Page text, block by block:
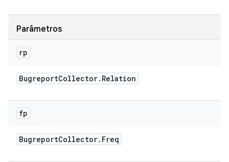
Parâmetros
rp
BugreportCollector. Relation
fp
BugreportCollector. Freq